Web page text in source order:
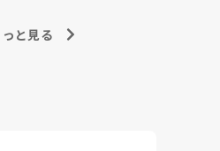
ースバイケースなので
見が聞きたいです。
い。
境を作り、万が一ベッド
にならないようにするケ
、1人夜勤の限られた状
と考えた提案は、決して
と見る